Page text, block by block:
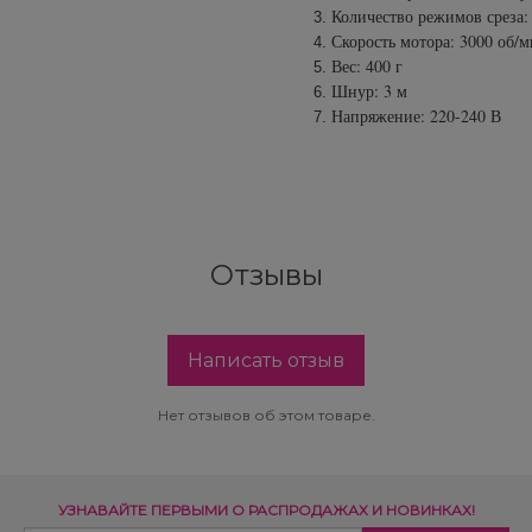
Количество режимов
Скорость мотора: 3000 об/
Вес: 400 г
Шнур: 3 м
Напряжение: 220-240 В
Отзывы
Написать отзыв
Нет отзывов об этом товаре.
УЗНАВАЙТЕ ПЕРВЫМИ О РАСПРОДАЖАХ И НОВИНКАХ!